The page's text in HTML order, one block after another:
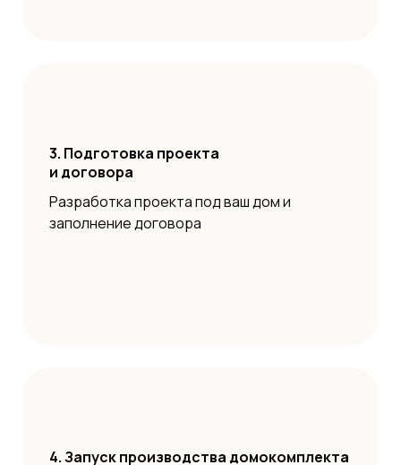
3. Подготовка проекта
и договора
Разработка проекта под ваш дом и
заполнение договора
4. Запуск производства домокомплекта